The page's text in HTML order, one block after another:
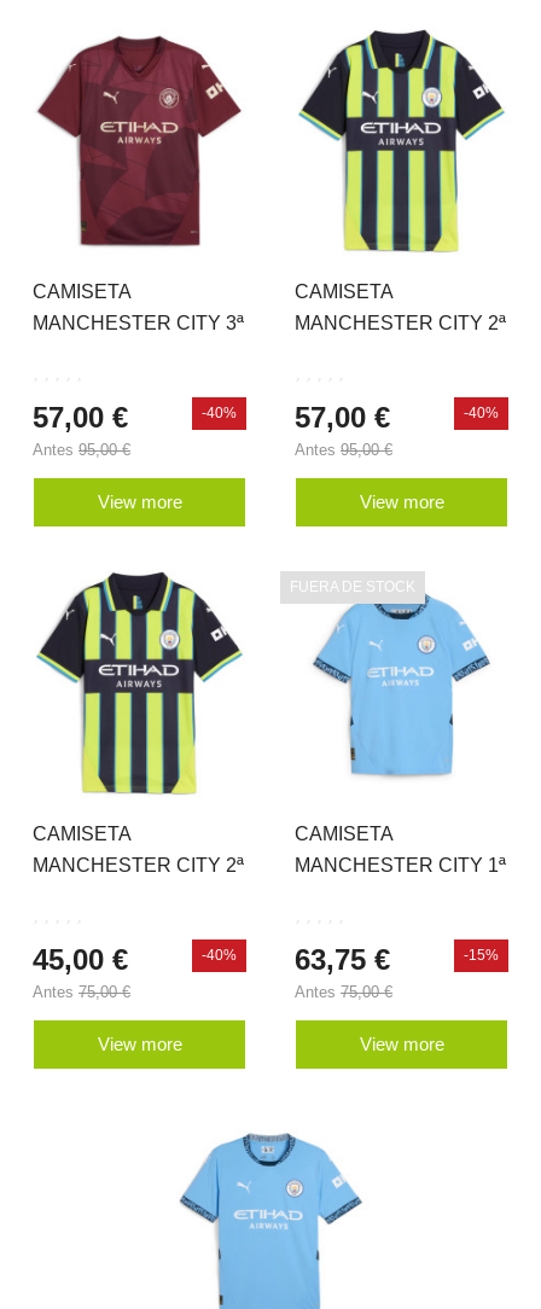
CAMISETA
MANCHESTER CITY 3ª
57,00 €
Antes 95,00 €
-40%
View more
CAMISETA
MANCHESTER CITY 2ª
57,00 €
Antes 95,00 €
-40%
View more
CAMISETA
MANCHESTER CITY 2ª
45,00 €
Antes 75,00 €
-40%
View more
CAMISETA
MANCHESTER CITY 1ª
63,75 €
Antes 75,00 €
-15%
View more
FUERA DE STOCK